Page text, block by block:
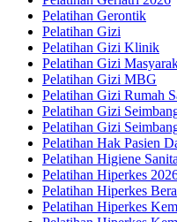
Pelatihan Gerontik
Pelatihan Gizi
Pelatihan Gizi Klinik
Pelatihan Gizi
Pelatihan Gizi MBG
Pelatihan Gizi Rumah
Pelatihan Gizi
Pelatihan Gizi
Pelatihan Hak Pasien
Pelatihan Higiene
Pelatihan Hiperkes
Pelatihan Hiperkes
Pelatihan Hiperkes